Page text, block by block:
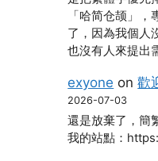
「哈简仓颉」
了，因為我個人
也沒有人來提出
exyone on歡
2026-07-03
還是放棄了，簡
我的站點：